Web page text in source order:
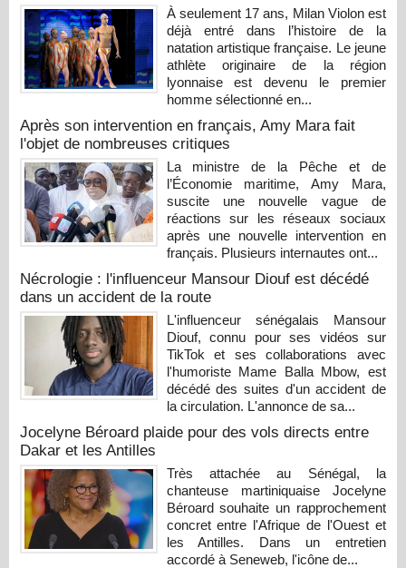
À seulement 17 ans, Milan Violon est
déjà entré dans l’histoire de la
natation artistique française. Le jeune
athlète originaire de la région
lyonnaise est devenu le premier
homme sélectionné en...
Après son intervention en français, Amy Mara fait
l'objet de nombreuses critiques
La ministre de la Pêche et de
l’Économie maritime, Amy Mara,
suscite une nouvelle vague de
réactions sur les réseaux sociaux
après une nouvelle intervention en
français. Plusieurs internautes ont...
Nécrologie : l'influenceur Mansour Diouf est décédé
dans un accident de la route
L'influenceur sénégalais Mansour
Diouf, connu pour ses vidéos sur
TikTok et ses collaborations avec
l'humoriste Mame Balla Mbow, est
décédé des suites d'un accident de
la circulation. L'annonce de sa...
Jocelyne Béroard plaide pour des vols directs entre
Dakar et les Antilles
Très attachée au Sénégal, la
chanteuse martiniquaise Jocelyne
Béroard souhaite un rapprochement
concret entre l'Afrique de l'Ouest et
les Antilles. Dans un entretien
accordé à Seneweb, l'icône de...